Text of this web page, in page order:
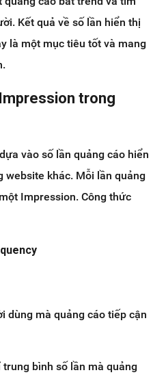
Kết quả về số lần hiển thị
là một mục tiêu tốt và mang
trong
vào số lần quảng cáo hiển
website khác. Mỗi lần quảng
Impression. Công thức
dùng mà quảng cáo tiếp cận
bình số lần mà quảng